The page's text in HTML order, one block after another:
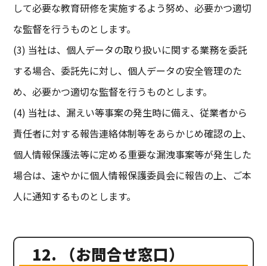
して必要な教育研修を実施するよう努め、必要かつ適切
な監督を行うものとします。
(3) 当社は、個人データの取り扱いに関する業務を委託
する場合、委託先に対し、個人データの安全管理のた
め、必要かつ適切な監督を行うものとします。
(4) 当社は、漏えい等事案の発生時に備え、従業者から
責任者に対する報告連絡体制等をあらかじめ確認の上、
個人情報保護法等に定める重要な漏洩事案等が発生した
場合は、速やかに個人情報保護委員会に報告の上、ご本
人に通知するものとします。
12. （お問合せ窓口）